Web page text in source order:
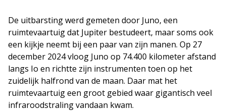
De uitbarsting werd gemeten door Juno, een
ruimtevaartuig dat Jupiter bestudeert, maar soms ook
een kijkje neemt bij een paar van zijn manen. Op 27
december 2024 vloog Juno op 74.400 kilometer afstand
langs Io en richtte zijn instrumenten toen op het
zuidelijk halfrond van de maan. Daar mat het
ruimtevaartuig een groot gebied waar gigantisch veel
infraroodstraling vandaan kwam.